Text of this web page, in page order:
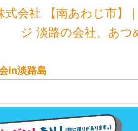
式会社 【南あわじ市】
ジ 淡路の会社、あつ
in淡路島